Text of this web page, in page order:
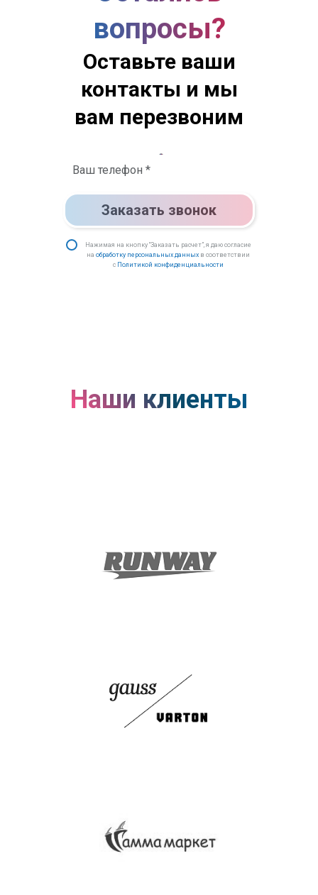
вопросы?
Оставьте ваши
контакты и мы
вам перезвоним
Заказать звонок
Нажимая на кнопку “Заказать расчет”, я даю согласие
на обработку персональных данных в соответствии
с Политикой конфиденциальности
Наши клиенты